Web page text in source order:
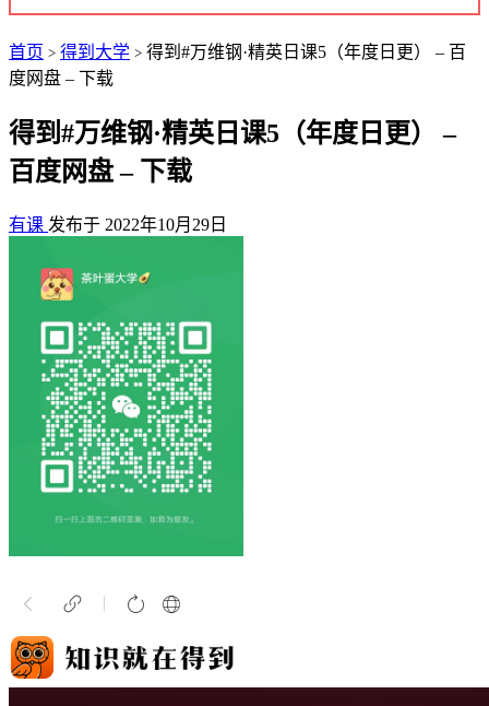
首页 > 得到大学 > 得到#万维钢·精英日课5（年度日更） – 百
度网盘 – 下载
得到#万维钢·精英日课5（年度日更） –
百度网盘 – 下载
有课 发布于 2022年10月29日